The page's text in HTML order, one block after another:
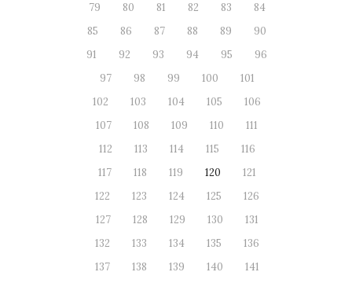
79
80 81 82 83
84
85
86 87 88 89
90
91
92 93 94 95
96
97
98 99 100
101
102
103 104 105
106
107
108 109 110
111
112
113 114 115
116
117
118 119 120
121
122
123 124 125
126
127
128 129 130
131
132
133 134 135
136
137
138 139 140
141